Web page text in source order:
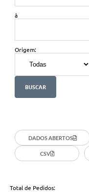
à
Origem:
DADOS ABERTOS
CSV
Total de Pedidos: